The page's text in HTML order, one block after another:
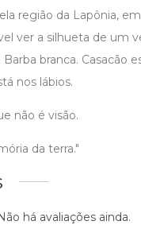
região da Lapônia,
ver a silhueta de um
branca. Casacão
nos lábios.
não é visão.
da terra."
há avaliações ainda.